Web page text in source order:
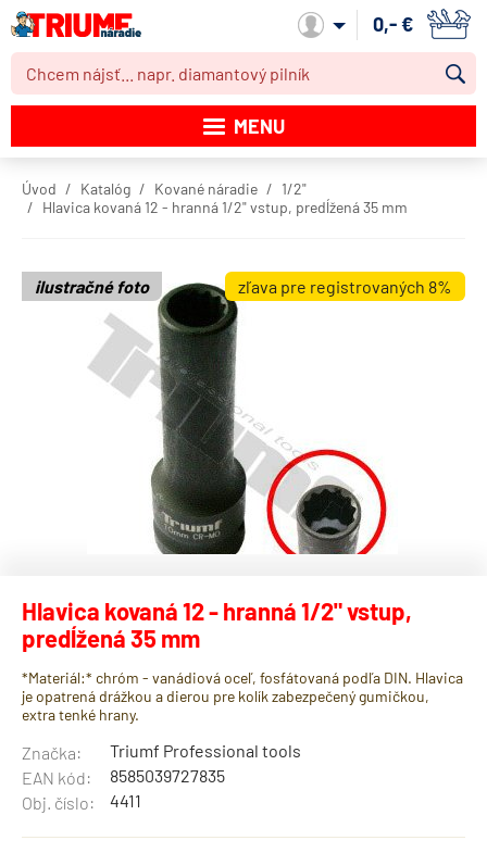
Môj účet
0,- €
MENU
Akcie
Výpredaj
Obchodné podmienky
Dodacie podmienky
Kontakt
Úvod Katalóg Kované náradie
1/2"
Hlavica kovaná 12 - hranná 1/2" vstup, predĺžená 35 mm
zľava pre registrovaných 8%
ilustračné foto
Hlavica kovaná 12 - hranná 1/2" vstup,
predĺžená 35 mm
*Materiál:* chróm - vanádiová oceľ, fosfátovaná podľa DIN. Hlavica
je opatrená drážkou a dierou pre kolík zabezpečený gumičkou,
extra tenké hrany.
Značka:
Triumf Professional tools
EAN kód:
8585039727835
Obj. číslo:
4411